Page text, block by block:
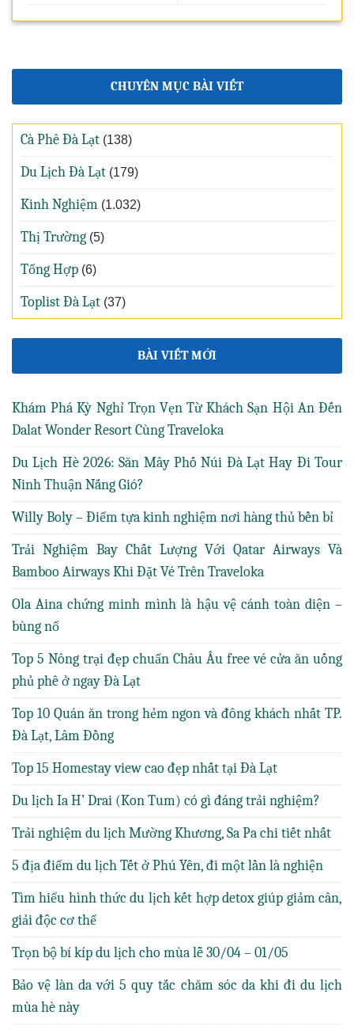
CHUYÊN MỤC BÀI VIẾT
Cà Phê Đà Lạt (138)
Du Lịch Đà Lạt (179)
Kinh Nghiệm (1.032)
Thị Trường (5)
Tổng Hợp (6)
Toplist Đà Lạt (37)
BÀI VIẾT MỚI
Khám Phá Kỳ Nghỉ Trọn Vẹn Từ Khách Sạn Hội An Đến
Dalat Wonder Resort Cùng Traveloka
Du Lịch Hè 2026: Săn Mây Phố Núi Đà Lạt Hay Đi Tour
Ninh Thuận Nắng Gió?
Willy Boly – Điểm tựa kinh nghiệm nơi hàng thủ bền bỉ
Trải Nghiệm Bay Chất Lượng Với Qatar Airways Và
Bamboo Airways Khi Đặt Vé Trên Traveloka
Ola Aina chứng minh mình là hậu vệ cánh toàn diện –
bùng nổ
Top 5 Nông trại đẹp chuẩn Châu Âu free vé cửa ăn uống
phủ phê ở ngay Đà Lạt
Top 10 Quán ăn trong hẻm ngon và đông khách nhất TP.
Đà Lạt, Lâm Đồng
Top 15 Homestay view cao đẹp nhất tại Đà Lạt
Du lịch Ia H’ Drai (Kon Tum) có gì đáng trải nghiệm?
Trải nghiệm du lịch Mường Khương, Sa Pa chi tiết nhất
5 địa điểm du lịch Tết ở Phú Yên, đi một lần là nghiện
Tìm hiểu hình thức du lịch kết hợp detox giúp giảm cân,
giải độc cơ thể
Trọn bộ bí kíp du lịch cho mùa lễ 30/04 – 01/05
Bảo vệ làn da với 5 quy tắc chăm sóc da khi đi du lịch
mùa hè này